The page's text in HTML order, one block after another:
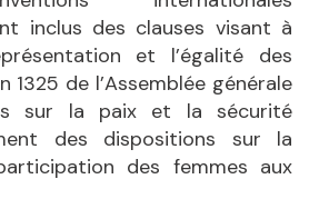
inclus des clauses visant à
et l’égalité des
1325 de l’Assemblée générale
sur la paix et la sécurité
des dispositions sur la
des femmes aux